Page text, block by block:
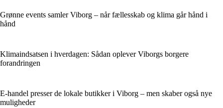
Grønne events samler Viborg – når fællesskab og klima går hånd i
hånd
Klimaindsatsen i hverdagen: Sådan oplever Viborgs borgere
forandringen
E-handel presser de lokale butikker i Viborg – men skaber også nye
muligheder